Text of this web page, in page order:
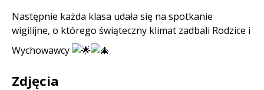
Następnie każda klasa udała się na spotkanie
wigilijne, o którego świąteczny klimat zadbali Rodzice i
Wychowawcy
Zdjęcia